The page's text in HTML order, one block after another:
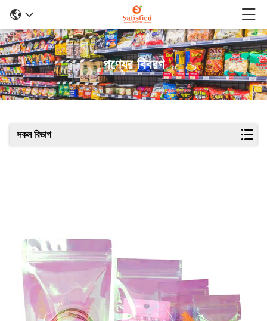
পণ্যের বিবরণ
সকল বিভাগ